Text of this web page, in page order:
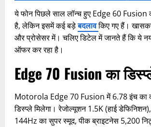
ये फोन पिछले साल लॉन्च हुए Edge 60 Fusion
है, लेकिन इसमें कई बड़ेबदलावकिए गए हैं।
और प्रोसेसर में। चलिए डिटेल में जानते हैं कि ये
ऑफर कर रहा है।
Edge 70 Fusion का
Motorola Edge 70 Fusion में 6.78 इंच का
डिस्प्ले मिलेगा। रेजोल्यूशन 1.5K (हाई
144Hz का सुपर स्मूद, पीक ब्राइटनेस 5,200